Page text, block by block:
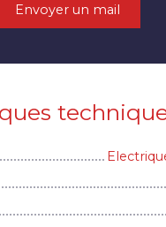
Envoyer un mail